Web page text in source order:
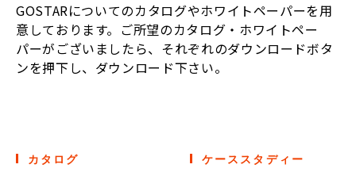
GOSTARについてのカタログやホワイトペーパーを用
意しております。ご所望のカタログ・ホワイトペー
パーがございましたら、それぞれのダウンロードボタ
ンを押下し、ダウンロード下さい。
カタログ ケーススタディー